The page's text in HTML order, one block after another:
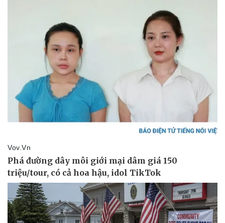
Doanh nghiệp
Thông tin doanh nghiệp
Doanh nghiệp 24h
Doanh nhân
Vì cộng đồng
Công nghệ
Sành điệu
Tin Công nghệ
Trải nghiệm